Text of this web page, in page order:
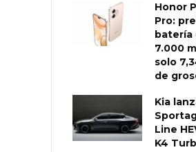
Honor
Pro:
batería
7.000
solo
de
Kia
Line
K4